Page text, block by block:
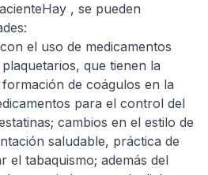
, se pueden
con el uso de medicamentos
que tienen la
de coágulos en la
para el control del
cambios en el estilo de
saludable, práctica de
el tabaquismo; además del